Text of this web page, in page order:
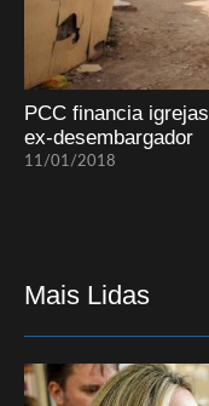
PCC financia
ex-desembargador
11/01/2018
Mais Lidas